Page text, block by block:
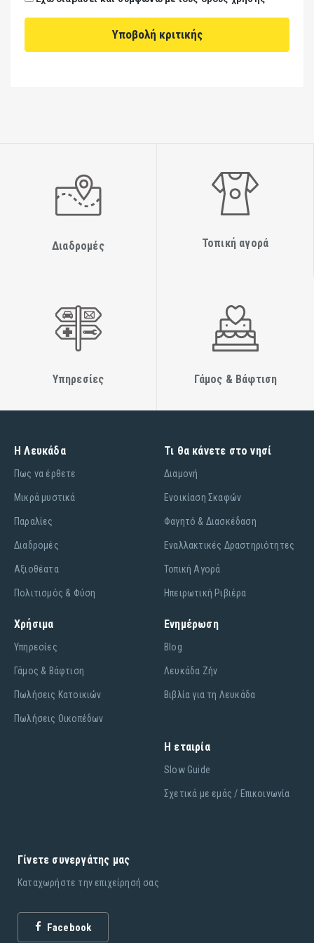
Διαδρομές Τοπική αγορά
Υπηρεσίες Γάμος & Βάφτιση
Η Λευκάδα
Πως να έρθετε
Μικρά μυστικά
Παραλίες
Διαδρομές
Αξιοθέατα
Πολιτισμός & Φύση
Τι θα κάνετε στο νησί
Διαμονή
Ενοικίαση Σκαφών
Φαγητό & Διασκέδαση
Εναλλακτικές Δραστηριότητες
Τοπική Αγορά
Ηπειρωτική Ριβιέρα
Χρήσιμα
Υπηρεσίες
Γάμος & Βάφτιση
Πωλήσεις Κατοικιών
Πωλήσεις Οικοπέδων
Ενημέρωση
Blog
Λευκάδα Ζήν
Βιβλία για τη Λευκάδα
Η εταιρία
Slow Guide
Σχετικά με εμάς / Επικοινωνία
Γίνετε συνεργάτης μας
Καταχωρήστε την επιχείρησή σας
Facebook